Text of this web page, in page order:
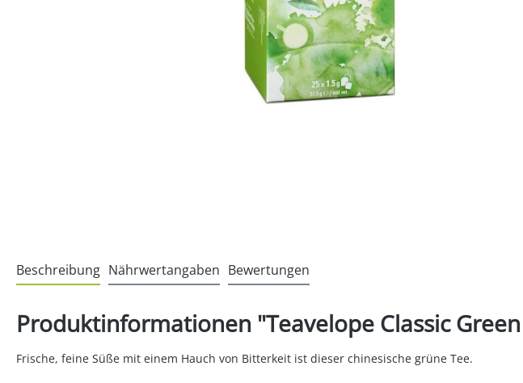
Beschreibung Nährwertangaben Bewertungen
Produktinformationen "Teavelope Classic
Frische, feine Süße mit einem Hauch von Bitterkeit ist dieser chinesische grüne Tee.